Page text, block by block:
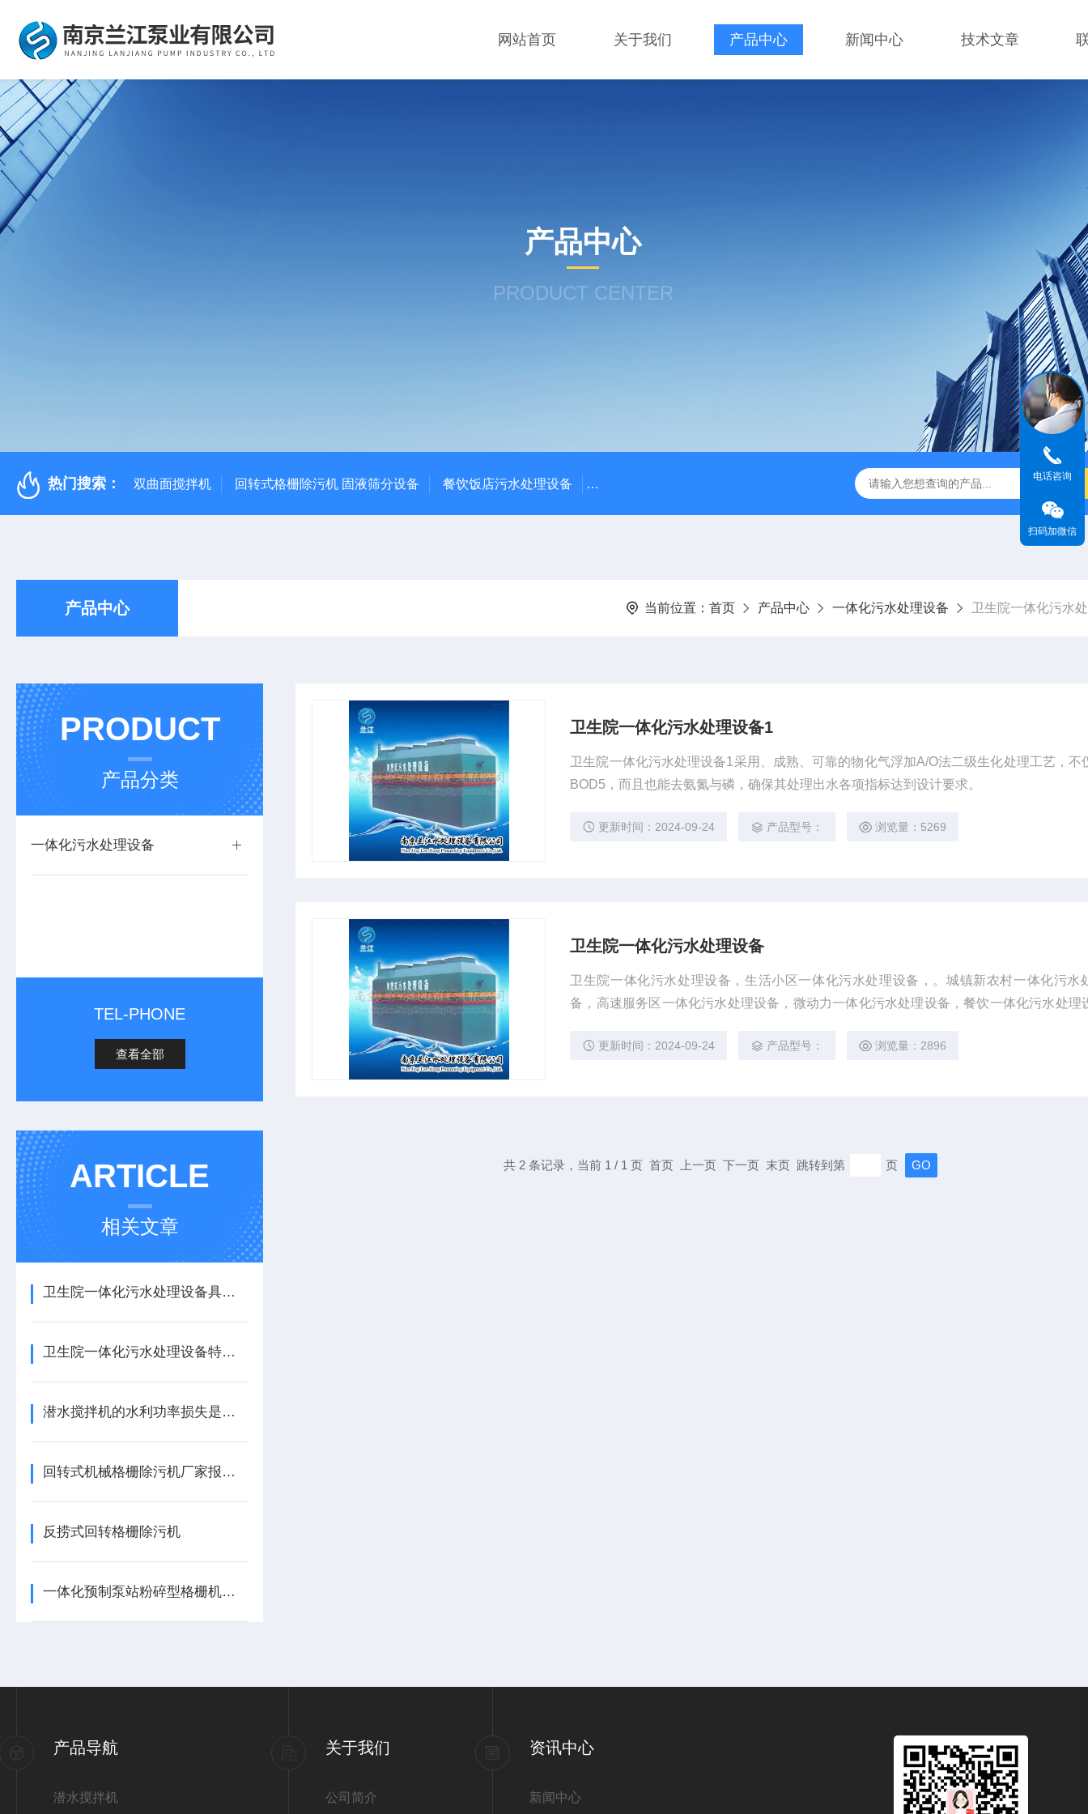
网站首页 关于我们 产品中心 新闻中心 技术文章
产品中心
PRODUCT CENTER
热门搜索： 双曲面搅拌机 回转式格栅除污机 固液筛分设备 餐饮饭店污水处理设备 高密度沉淀池中心传动刮泥机 伞型双曲面立式搅拌机 WNG5二沉池刮吸泥机原
产品中心 当前位置： 首页 产品中心 一体化污水处理设备 卫生院一体化污水
PRODUCT
产品分类
一体化污水处理设备
TEL-PHONE
查看全部
ARTICLE
相关文章
卫生院一体化污水处理设备具有的污水处理工艺
卫生院一体化污水处理设备特殊的性能极大的减少了人力成本
潜水搅拌机的水利功率损失是什么？
回转式机械格栅除污机厂家报价方法
反捞式回转格栅除污机
一体化预制泵站粉碎型格栅机型号
卫生院一体化污水处理设备1
卫生院一体化污水处理设备1采用、成熟、可靠的物化气浮加A/O法二级生化处理工艺，不
BOD5，而且也能去氨氮与磷，确保其处理出水各项指标达到设计要求。
更新时间：2024-09-24 产品型号： 浏览量：5269
卫生院一体化污水处理设备
卫生院一体化污水处理设备，生活小区一体化污水处理设备，。城镇新农村一体化污水
备，高速服务区一体化污水处理设备，微动力一体化污水处理设备，餐饮一体化污水处理
物化气浮加A/O法二级生化处理工艺，不仅能去BOD5，而且也能去氨氮与磷，确保其处理
更新时间：2024-09-24 产品型号： 浏览量：2896
共 2 条记录，当前 1 / 1 页 首页 上一页 下一页 末页 跳转到第 页
产品导航
潜水搅拌机
关于我们
公司简介
资讯中心
新闻中心
电话咨询
扫码加微信